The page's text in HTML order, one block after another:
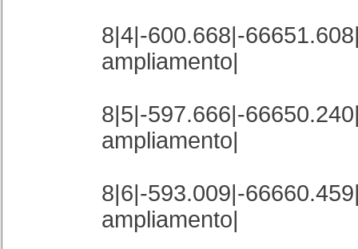
8|4|-600.668|-
ampliamento|
8|5|-597.666|-
ampliamento|
8|6|-593.009|-
ampliamento|